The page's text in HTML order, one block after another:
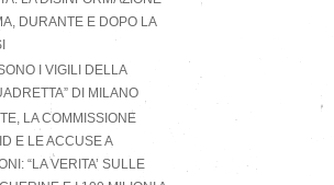
DURANTE E DOPO LA
I VIGILI DELLA
DI MILANO
LA COMMISSIONE
E LE ACCUSE A
“LA VERITA’ SULLE